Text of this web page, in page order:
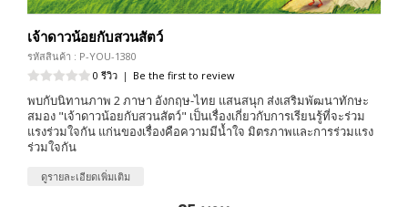
เจ้าดาวน้อยกับสวนสัตว์
รหัสสินค้า : P-YOU-1380
0 รีวิว | Be the first to review
พบกับนิทานภาพ 2 ภาษา อังกฤษ-ไทย แสนสนุก ส่งเสริมพัฒนาทักษะ
สมอง "เจ้าดาวน้อยกับสวนสัตว์" เป็นเรื่องเกี่ยวกับการเรียนรู้ที่จะร่วม
แรงร่วมใจกัน แก่นของเรื่องคือความมีน้ำใจ มิตรภาพและการร่วมแรง
ร่วมใจกัน
ดูรายละเอียดเพิ่มเติม